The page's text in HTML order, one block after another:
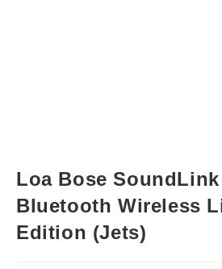
Loa Bose
Bluetooth Wireless
Edition (Jets)